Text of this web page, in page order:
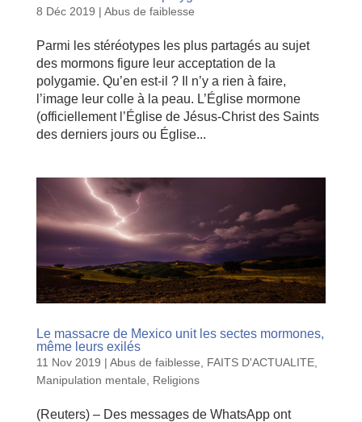
8 Déc 2019 | Abus de faiblesse
Parmi les stéréotypes les plus partagés au sujet
des mormons figure leur acceptation de la
polygamie. Qu’en est-il ? Il n’y a rien à faire,
l’image leur colle à la peau. L’Église mormone
(officiellement l’Église de Jésus-Christ des Saints
des derniers jours ou Église...
Le massacre de Mexico unit les sectes mormones,
même leurs exilés
11 Nov 2019 | Abus de faiblesse FAITS D'ACTUALITE,
Manipulation mentale
Religions
(Reuters) – Des messages de WhatsApp ont